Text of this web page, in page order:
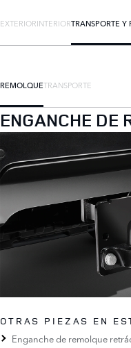
EXTERIORINTERIORTRANSPORTE Y
REMOLQUETRANSPORTE
ENGANCHE DE
OTRAS PIEZAS EN
Enganche de remolque